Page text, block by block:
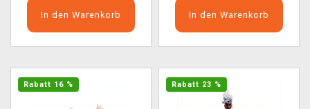
In den Warenkorb In den Warenkorb
Rabatt 16 % Rabatt 23 %